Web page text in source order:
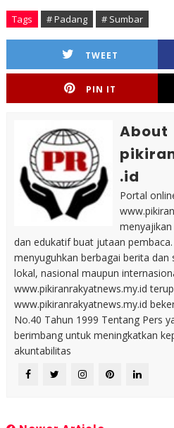
Tags # Padang # Sumbar
TWEET
PIN IT
About
.id
Portal
dan edukatif buat jutaan
menyuguhkan berbagai berita
lokal, nasional maupun
www.pikiranrakyatnews.my.id
www.pikiranrakyatnews.my.id
No.40 Tahun 1999 Tentang Pers
berimbang untuk meningkatkan
akuntabilitas